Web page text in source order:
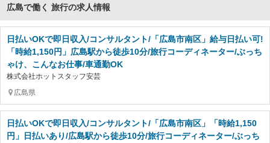
広島で働く 旅行の求人情報
日払いOKで即日収入/コンサルタント/「広島市南区」給与日払い可!
「時給1,150円」広島駅から徒歩10分/旅行コーディネーター/ぶっち
ゃけ、こんなお仕事/車通勤OK
株式会社ホットスタッフ安芸
広島県
日払いOKで即日収入/コンサルタント/「広島市南区」「時給1,150
円」日払いあり/広島駅から徒歩10分/旅行コーディネーター/ぶっち